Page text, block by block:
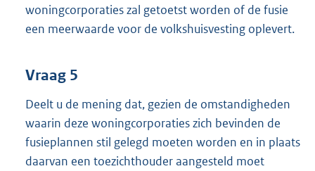
woningcorporaties zal getoetst worden of de fusie
een meerwaarde voor de volkshuisvesting oplevert.
Vraag 5
Deelt u de mening dat, gezien de omstandigheden
waarin deze woningcorporaties zich bevinden de
fusieplannen stil gelegd moeten worden en in plaats
daarvan een toezichthouder aangesteld moet